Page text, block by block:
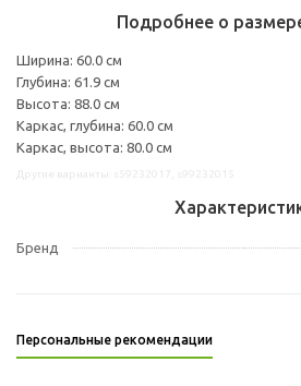
Подробнее о
Ширина: 60.0 см
Глубина: 61.9 см
Высота: 88.0 см
Каркас, глубина: 60.0 см
Каркас, высота: 80.0 см
Бренд
Персональные рекомендации